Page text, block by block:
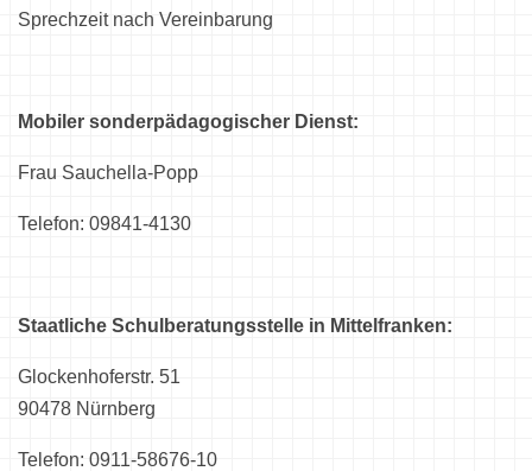
Sprechzeit nach Vereinbarung
Mobiler sonderpädagogischer Dienst:
Frau Sauchella-Popp
Telefon: 09841-4130
Staatliche Schulberatungsstelle in Mittelfranken:
Glockenhoferstr. 51
90478 Nürnberg
Telefon: 0911-58676-10